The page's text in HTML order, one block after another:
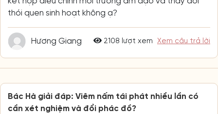
thói quen sinh hoạt không ạ?
Hương Giang 2108 lượt xem Xem câu trả lời
Bác Hà giải đáp: Viêm nấm tái phát nhiều lần có
cần xét nghiệm và đổi phác đồ?